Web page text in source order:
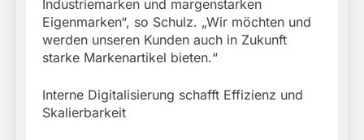
Industriemarken und margenstarken
Eigenmarken“, so Schulz. „Wir möchten und
werden unseren Kunden auch in Zukunft
starke Markenartikel bieten.“
Interne Digitalisierung schafft Effizienz und
Skalierbarkeit